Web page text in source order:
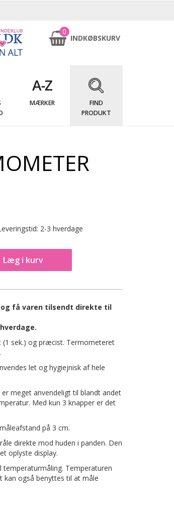
0
INDKØBSKURV
MÆRKER
FIND
PRODUKT
Læg i kurv
2-3 hverdage
og få varen tilsendt direkte til
hverdage.
(1 sek.) og præcist. Termometeret
let og hygiejnisk af hele
meget anvendeligt til blandt andet
Med kun 3 knapper er det
på 3 cm.
direkte mod huden i panden. Den
oplyste display.
Temperaturen
kan også benyttes til at måle